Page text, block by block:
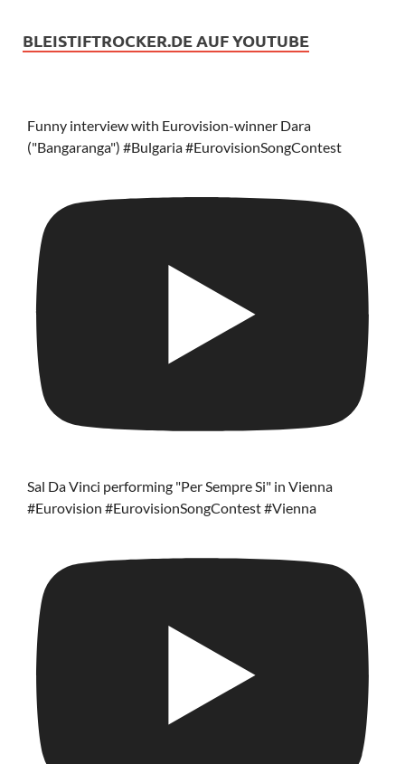
BLEISTIFTROCKER.DE AUF YOUTUBE
Funny interview with Eurovision-winner Dara
("Bangaranga") #Bulgaria #EurovisionSongContest
Sal Da Vinci performing "Per Sempre Si" in Vienna
#Eurovision #EurovisionSongContest #Vienna